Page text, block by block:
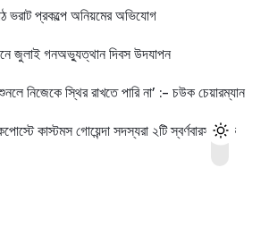
ভরাট প্রকল্পে অনিয়মের অভিযোগ
জুলাই গনঅভ্যুত্থান দিবস উদযাপন
নিজেকে স্থির রাখতে পারি না’ :- চউক চেয়ারম্যান
কাস্টমস গোয়েন্দা সদস্যরা ২টি স্বর্ণবারসহ এক